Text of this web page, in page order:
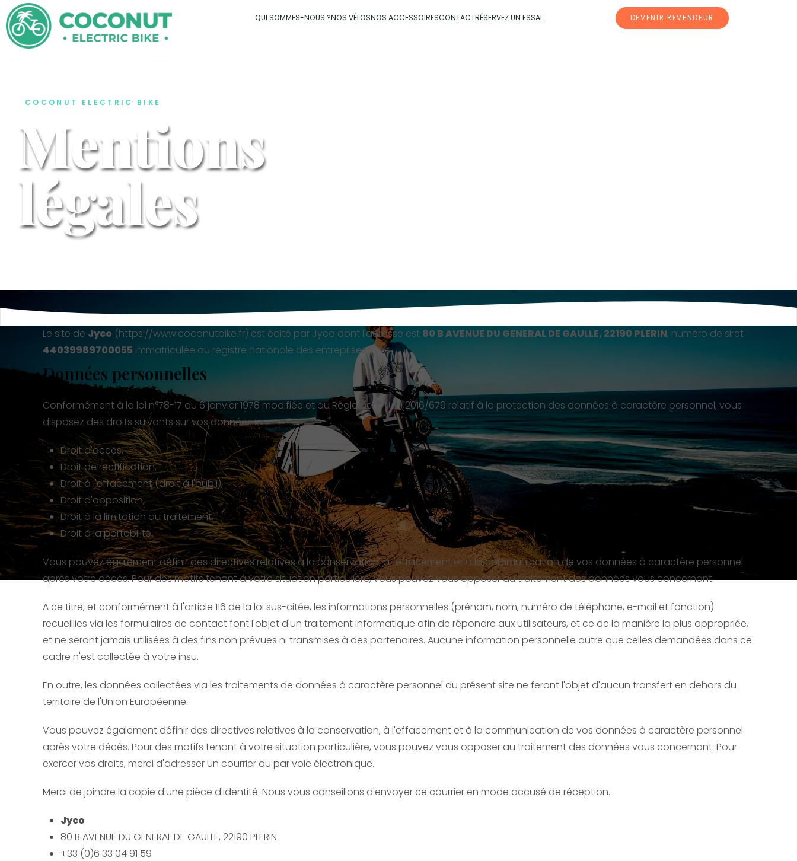
QUI SOMMES-NOUS ?NOS VÉLOSNOS ACCESSOIRESCONTACTRÉSERVEZ UN ESSAI DEVENIR REVENDEUR
COCONUT ELECTRIC BIKE
Mentions
légales
Le site de Jyco (https://www.coconutbike.fr) est édité par Jyco dont l'adresse est 80 B AVENUE DU GENERAL DE GAULLE, 22190 PLERIN, numéro de siret
44039989700055 immatriculée au registre nationale des entreprises.
Données personnelles
Conformément à la loi n°78-17 du 6 janvier 1978 modifiée et au Règlement (UE) 2016/679 relatif à la protection des données à caractère personnel, vous
disposez des droits suivants sur vos données :
Droit d'accès,
Droit de rectification,
Droit à l'effacement (droit à l'oubli),
Droit d'opposition,
Droit à la limitation du traitement,
Droit à la portabilité.
Vous pouvez également définir des directives relatives à la conservation, à l'effacement et à la communication de vos données à caractère personnel
après votre décès. Pour des motifs tenant à votre situation particulière, vous pouvez vous opposer au traitement des données vous concernant.
A ce titre, et conformément à l'article 116 de la loi sus-citée, les informations personnelles (prénom, nom, numéro de téléphone, e-mail et fonction)
recueillies via les formulaires de contact font l'objet d'un traitement informatique afin de répondre aux utilisateurs, et ce de la manière la plus appropriée,
et ne seront jamais utilisées à des fins non prévues ni transmises à des partenaires. Aucune information personnelle autre que celles demandées dans ce
cadre n'est collectée à votre insu.
En outre, les données collectées via les traitements de données à caractère personnel du présent site ne feront l'objet d'aucun transfert en dehors du
territoire de l'Union Européenne.
Vous pouvez également définir des directives relatives à la conservation, à l'effacement et à la communication de vos données à caractère personnel
après votre décès. Pour des motifs tenant à votre situation particulière, vous pouvez vous opposer au traitement des données vous concernant. Pour
exercer vos droits, merci d'adresser un courrier ou par voie électronique.
Merci de joindre la copie d'une pièce d'identité. Nous vous conseillons d'envoyer ce courrier en mode accusé de réception.
Jyco
80 B AVENUE DU GENERAL DE GAULLE, 22190 PLERIN
+33 (0)6 33 04 91 59